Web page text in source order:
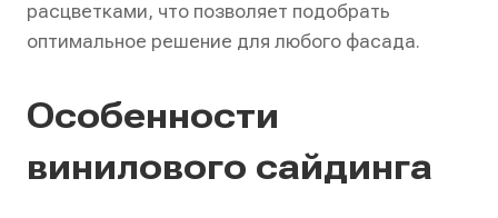
расцветками, что позволяет подобрать
оптимальное решение для любого фасада.
Особенности
винилового сайдинга